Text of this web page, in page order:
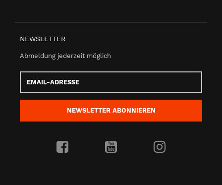
NEWSLETTER
Abmeldung jederzeit möglich
Email-
Adresse
NEWSLETTER ABONNIEREN